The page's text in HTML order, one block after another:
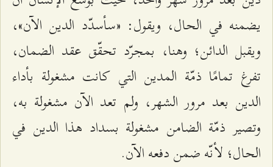
يضمنه في الحال، ويقول: «سأسدّد الدين الآن»،
ويقبل الدائن؛ وهنا، بمجرّد تحقّق عقد الضمان،
تفرغ تمامًا ذمّة المدين التي كانت مشغولة بأداء
الدين بعد مرور الشهر، ولم تعد الآن مشغولة به،
وتصير ذمّة الضامن مشغولة بسداد هذا الدين في
الحال؛ لأنّه ضمن دفعه الآن.